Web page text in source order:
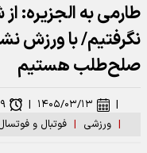
طارمی به الجزیره: از
نگرفتیم/ با ورزش
صلح‌طلب هستیم
| ورزشی | فوتبال و
| ۱۴۰۵/۰۳/۱۳ |